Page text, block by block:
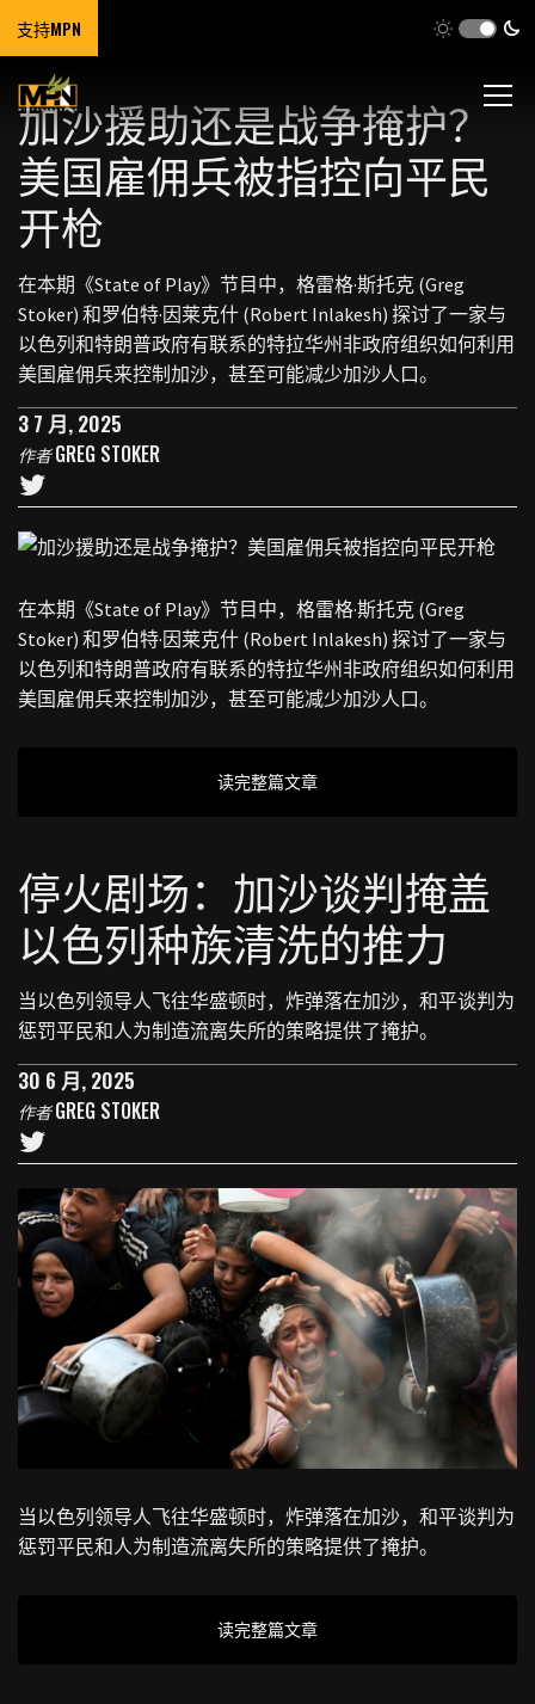
支持MPN
加沙援助还是战争掩护？
美国雇佣兵被指控向平民
开枪
在本期《State of Play》节目中，格雷格·斯托克 (Greg
Stoker) 和罗伯特·因莱克什 (Robert Inlakesh) 探讨了一家与
以色列和特朗普政府有联系的特拉华州非政府组织如何利用
美国雇佣兵来控制加沙，甚至可能减少加沙人口。
3 7 月, 2025
作者GREG STOKER
在本期《State of Play》节目中，格雷格·斯托克 (Greg
Stoker) 和罗伯特·因莱克什 (Robert Inlakesh) 探讨了一家与
以色列和特朗普政府有联系的特拉华州非政府组织如何利用
美国雇佣兵来控制加沙，甚至可能减少加沙人口。
读完整篇文章
停火剧场：加沙谈判掩盖
以色列种族清洗的推力
当以色列领导人飞往华盛顿时，炸弹落在加沙，和平谈判为
惩罚平民和人为制造流离失所的策略提供了掩护。
30 6 月, 2025
作者GREG STOKER
当以色列领导人飞往华盛顿时，炸弹落在加沙，和平谈判为
惩罚平民和人为制造流离失所的策略提供了掩护。
读完整篇文章